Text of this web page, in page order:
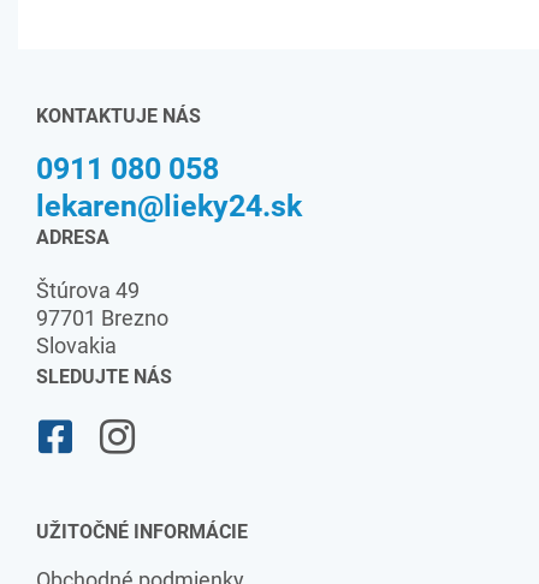
KONTAKTUJE NÁS
0911 080 058
lekaren@lieky24.sk
ADRESA
Štúrova 49
97701 Brezno
Slovakia
SLEDUJTE NÁS
UŽITOČNÉ INFORMÁCIE